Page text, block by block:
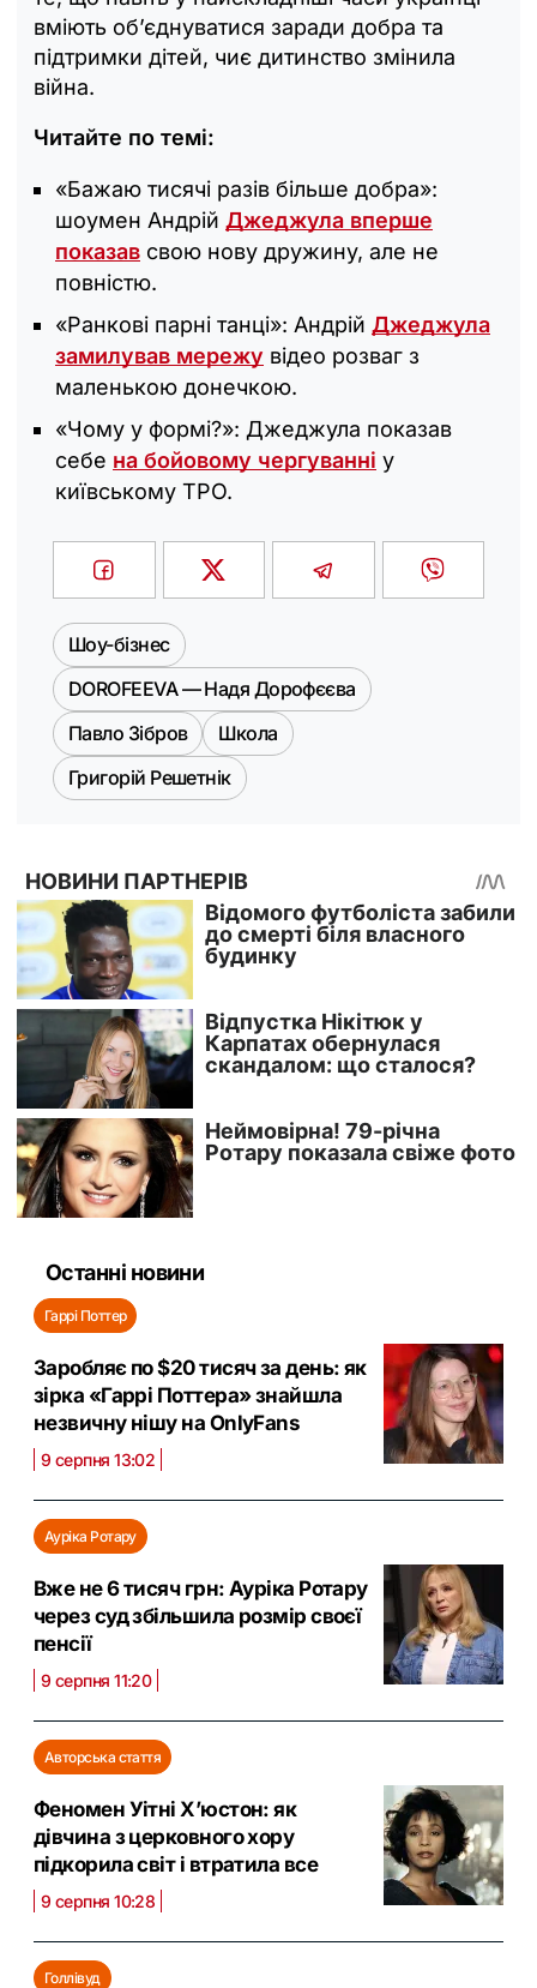
вміють об’єднуватися заради добра та
підтримки дітей, чиє дитинство змінила
війна.
Читайте по темі:
«Бажаю тисячі разів більше добра»:
шоумен Андрій Джеджула вперше
показав свою нову дружину, але не
повністю.
«Ранкові парні танці»: Андрій Джеджула
замилував мережу відео розваг з
маленькою донечкою.
«Чому у формі?»: Джеджула показав
себе на бойовому чергуванні у
київському ТРО.
Шоу-бізнес
DOROFEEVA — Надя Дорофєєва
Павло Зібров
Школа
Григорій Решетнік
Останні новини
Гаррі Поттер
Заробляє по $20 тисяч за день: як
зірка «Гаррі Поттера» знайшла
незвичну нішу на OnlyFans
9 серпня 13:02
Ауріка Ротару
Вже не 6 тисяч грн: Ауріка Ротару
через суд збільшила розмір своєї
пенсії
9 серпня 11:20
Авторська стаття
Феномен Уітні Х’юстон: як
дівчина з церковного хору
підкорила світ і втратила все
9 серпня 10:28
Голлівуд